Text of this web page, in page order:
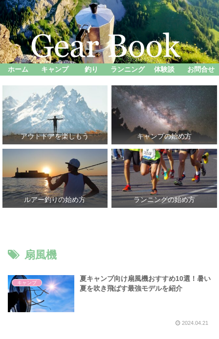
ホーム キャンプ 釣り ランニング 体験談 お問合せ
アウトドアを楽しもう キャンプの始め方
ルアー釣りの始め方 ランニングの始め方
扇風機
キャンプ
夏キャンプ向け扇風機おすすめ10選！暑い
夏を吹き飛ばす最強モデルを紹介
2024.04.21